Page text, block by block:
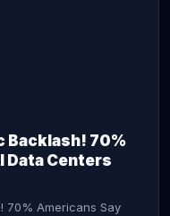
Backlash! 70%
Data Centers
70% Americans Say